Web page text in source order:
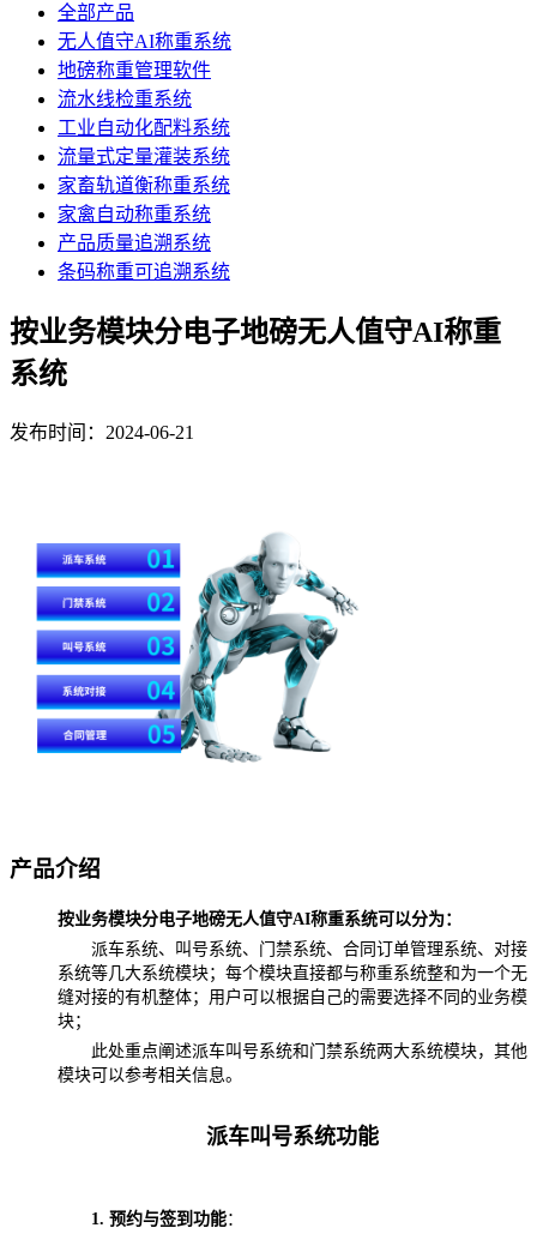
全部产品
无人值守AI称重系统
地磅称重管理软件
流水线检重系统
工业自动化配料系统
流量式定量灌装系统
家畜轨道衡称重系统
家禽自动称重系统
产品质量追溯系统
条码称重可追溯系统
按业务模块分电子地磅无人值守AI称重
系统
发布时间：2024-06-21
产品介绍
按业务模块分电子地磅无人值守AI称重系统可以分为：
派车系统、叫号系统、门禁系统、合同订单管理系统、对接
系统等几大系统模块；每个模块直接都与称重系统整和为一个无
缝对接的有机整体；用户可以根据自己的需要选择不同的业务模
块；
此处重点阐述派车叫号系统和门禁系统两大系统模块，其他
模块可以参考相关信息。
派车叫号系统功能
1. 预约与签到功能：